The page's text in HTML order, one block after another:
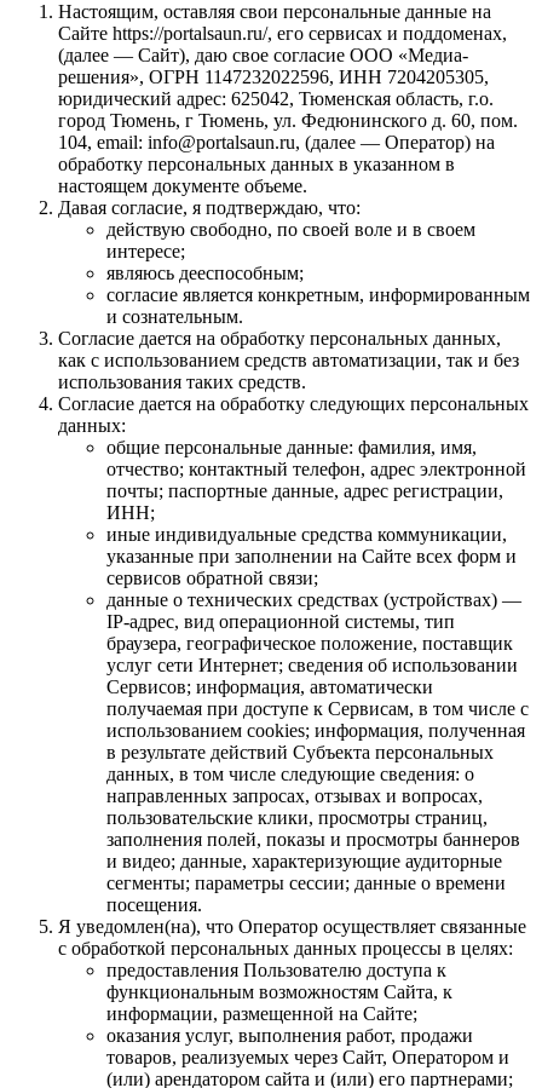
Настоящим, оставляя свои персональные данные на
Сайте https://portalsaun.ru/, его сервисах и поддоменах,
(далее — Сайт), даю свое согласие ООО «Медиа-
решения», ОГРН 1147232022596, ИНН 7204205305,
юридический адрес: 625042, Тюменская область, г.о.
город Тюмень, г Тюмень, ул. Федюнинского д. 60, пом.
104, email: info@portalsaun.ru, (далее — Оператор) на
обработку персональных данных в указанном в
настоящем документе объеме.
Давая согласие, я подтверждаю, что:
действую свободно, по своей воле и в своем
интересе;
являюсь дееспособным;
согласие является конкретным, информированным
и сознательным.
Согласие дается на обработку персональных данных,
как с использованием средств автоматизации, так и без
использования таких средств.
Согласие дается на обработку следующих персональных
данных:
общие персональные данные: фамилия, имя,
отчество; контактный телефон, адрес электронной
почты; паспортные данные, адрес регистрации,
ИНН;
иные индивидуальные средства коммуникации,
указанные при заполнении на Сайте всех форм и
сервисов обратной связи;
данные о технических средствах (устройствах) —
IP-адрес, вид операционной системы, тип
браузера, географическое положение, поставщик
услуг сети Интернет; сведения об использовании
Сервисов; информация, автоматически
получаемая при доступе к Сервисам, в том числе с
использованием cookies; информация, полученная
в результате действий Субъекта персональных
данных, в том числе следующие сведения: о
направленных запросах, отзывах и вопросах,
пользовательские клики, просмотры страниц,
заполнения полей, показы и просмотры баннеров
и видео; данные, характеризующие аудиторные
сегменты; параметры сессии; данные о времени
посещения.
Я уведомлен(на), что Оператор осуществляет связанные
с обработкой персональных данных процессы в целях:
предоставления Пользователю доступа к
функциональным возможностям Сайта, к
информации, размещенной на Сайте;
оказания услуг, выполнения работ, продажи
товаров, реализуемых через Сайт, Оператором и
(или) арендатором сайта и (или) его партнерами;